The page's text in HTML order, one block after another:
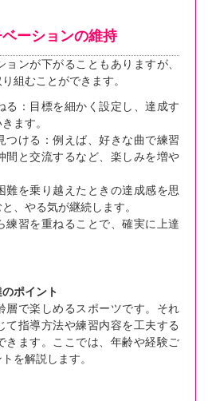
ーションの維持
ンが下がることもありますが、
組むことができます。
る：目標を細かく設定し、達成す
ます。
つける：例えば、好きな曲で練習
間と交流するなど、楽しみを増や
難を乗り越えたときの達成感を思
、やる気が継続します。
練習を重ねることで、確実に上達
ポイント
層で楽しめるスポーツです。それ
て指導方法や練習内容を工夫する
きます。ここでは、年齢や経験ご
を解説します。